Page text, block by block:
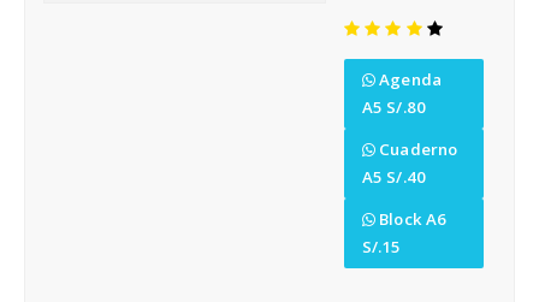
Agenda
A5 S/.80
Cuaderno
A5 S/.40
Block A6
S/.15